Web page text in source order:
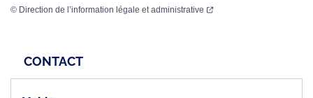
© Direction de l’information légale et administrative
CONTACT